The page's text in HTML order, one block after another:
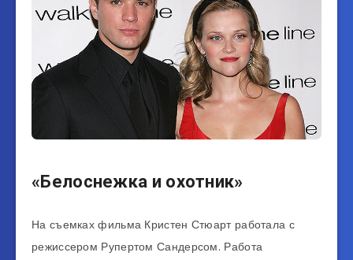
«Белоснежка и охотник»
На съемках фильма Кристен Стюарт работала с
режиссером Рупертом Сандерсом. Работа